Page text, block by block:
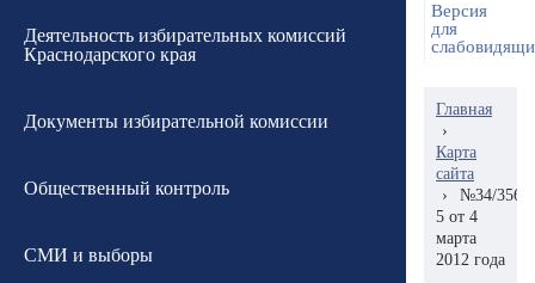
Деятельность избирательных комиссий
Краснодарского края
Документы избирательной комиссии
Общественный контроль
СМИ и выборы
Версия
для
Главная
›
Карта
сайта
›
№34/356-
5 от 4
марта
2012 года